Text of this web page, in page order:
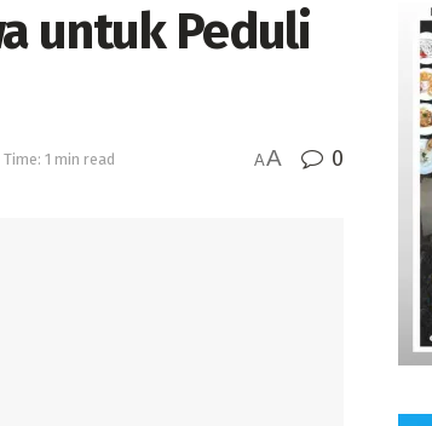
untuk Peduli
Time: 1 min read AA 0